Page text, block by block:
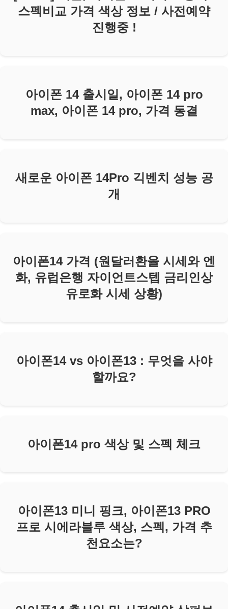
스펙비교 가격 색상 정보 / 사전예약
진행중 !
아이폰 14 출시일, 아이폰 14 pro
max, 아이폰 14 pro, 가격 동결
새로운 아이폰 14Pro 긱벤치 성능 공
개
아이폰14 가격 (원달러환율 시세와 엔
화, 유럽은행 자이언트스텝 금리인상
유로화 시세 상황)
아이폰14 vs 아이폰13 : 무엇을 사야
할까요?
아이폰14 pro 색상 및 스펙 체크
아이폰13 미니 핑크, 아이폰13 PRO
프로 시에라블루 색상, 스펙, 가격 추
천요소는?